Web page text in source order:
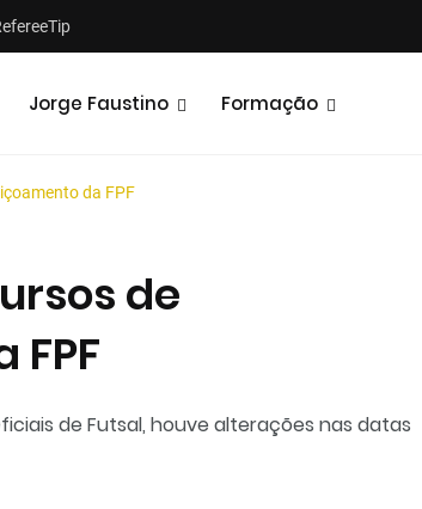
Jorge Faustino Formação
da FPF
de
de Futsal, houve alterações nas datas